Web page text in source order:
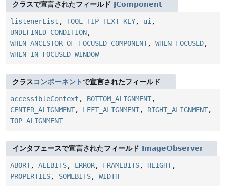
クラスで宣言されたフィールド JComponent
listenerList , TOOL_TIP_TEXT_KEY, ui ,
UNDEFINED_CONDITION,
WHEN_ANCESTOR_OF_FOCUSED_COMPONENT, WHEN_FOCUSED,
WHEN_IN_FOCUSED_WINDOW
クラスコンポーネントで宣言されたフィールド
accessibleContext , BOTTOM_ALIGNMENT,
CENTER_ALIGNMENT, LEFT_ALIGNMENT, RIGHT_ALIGNMENT,
TOP_ALIGNMENT
インタフェースで宣言されたフィールド ImageObserver
ABORT, ALLBITS, ERROR, FRAMEBITS, HEIGHT,
PROPERTIES, SOMEBITS, WIDTH